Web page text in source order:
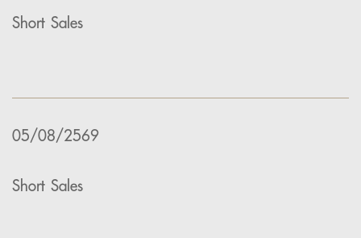
Short Sales
05/08/2569
Short Sales